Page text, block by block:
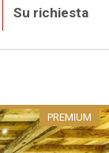
Su richiesta
PREMIUM